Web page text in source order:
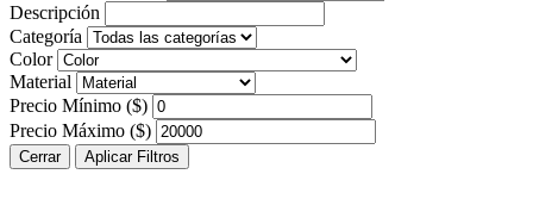
Descripción
Categoría
Color
Material
Precio Mínimo ($)
Precio Máximo ($)
Cerrar Aplicar Filtros